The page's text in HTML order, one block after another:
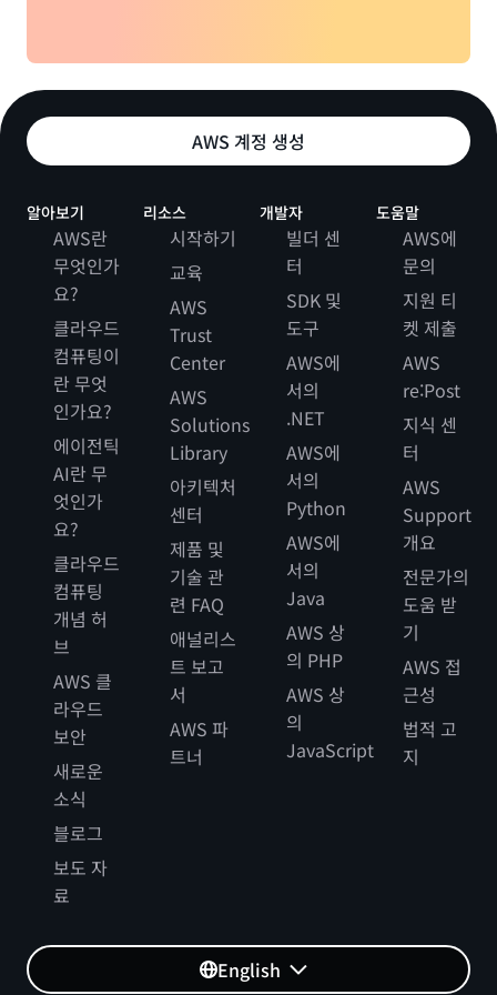
AWS 계정 생성
알아보기
AWS란
무엇인가
요?
클라우드
컴퓨팅이
란 무엇
인가요?
에이전틱
AI란 무
엇인가
요?
클라우드
컴퓨팅
개념 허
브
AWS 클
라우드
보안
새로운
소식
블로그
보도 자
료
리소스
시작하기
교육
AWS
Trust
Center
AWS
Solutions
Library
아키텍처
센터
제품 및
기술 관
련 FAQ
애널리스
트 보고
서
AWS 파
트너
개발자
빌더 센
터
SDK 및
도구
AWS에
서의
.NET
AWS에
서의
Python
AWS에
서의
Java
AWS 상
의 PHP
AWS 상
의
JavaScript
도움말
AWS에
문의
지원 티
켓 제출
AWS
re:Post
지식 센
터
AWS
Support
개요
전문가의
도움 받
기
AWS 접
근성
법적 고
지
English